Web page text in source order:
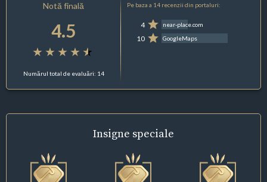
Notă finală
4.5
Numărul total de evaluări: 14
Pe baza a 14 recenzii din portaluri:
4 near-place.com
10 GoogleMaps
Insigne speciale